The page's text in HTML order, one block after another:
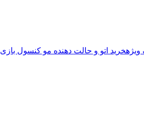
ویژهخرید اتو و حالت دهنده مو کنسول بازی